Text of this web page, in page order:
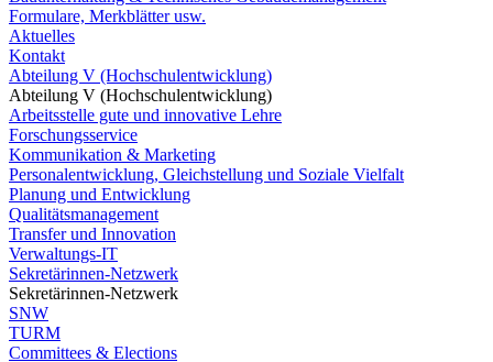
Formulare, Merkblätter usw.
Aktuelles
Kontakt
Abteilung V (Hochschulentwicklung)
Abteilung V (Hochschulentwicklung)
Arbeitsstelle gute und innovative Lehre
Forschungsservice
Kommunikation & Marketing
Personalentwicklung, Gleichstellung und Soziale Vielfalt
Planung und Entwicklung
Qualitätsmanagement
Transfer und Innovation
Verwaltungs-IT
Sekretärinnen-Netzwerk
Sekretärinnen-Netzwerk
SNW
TURM
Committees & Elections